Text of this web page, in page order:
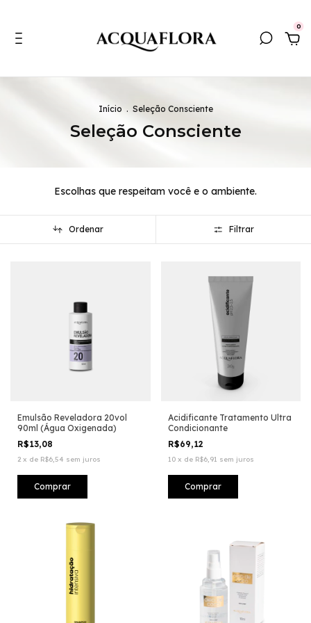
0
Início . Seleção Consciente
Seleção Consciente
Escolhas que respeitam você e o ambiente.
Ordenar Filtrar
Emulsão Reveladora 20vol
90ml (Água Oxigenada)
R$13,08
2 x de R$6,54 sem juros
Acidificante Tratamento Ultra
Condicionante
R$69,12
10 x de R$6,91 sem juros